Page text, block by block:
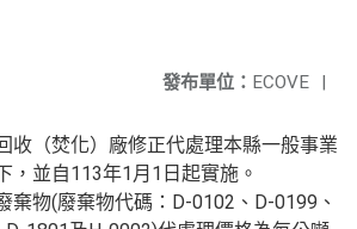
發布單位： ECOVE |
收（焚化）廠修正代處理本縣一般事業
，並自113年1月1日起實施。
棄物(廢棄物代碼：D-0102、D-0199、